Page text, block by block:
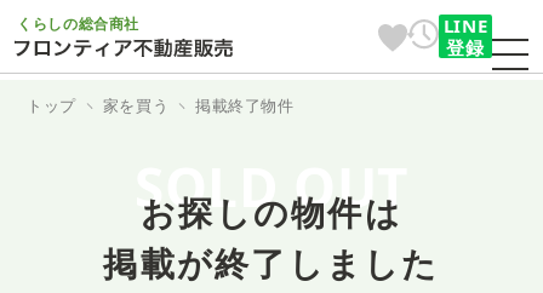
くらしの総合商社
LINE
登録
トップ 家を買う 掲載終了物件
SOLD OUT
お探しの物件は
掲載が終了しました